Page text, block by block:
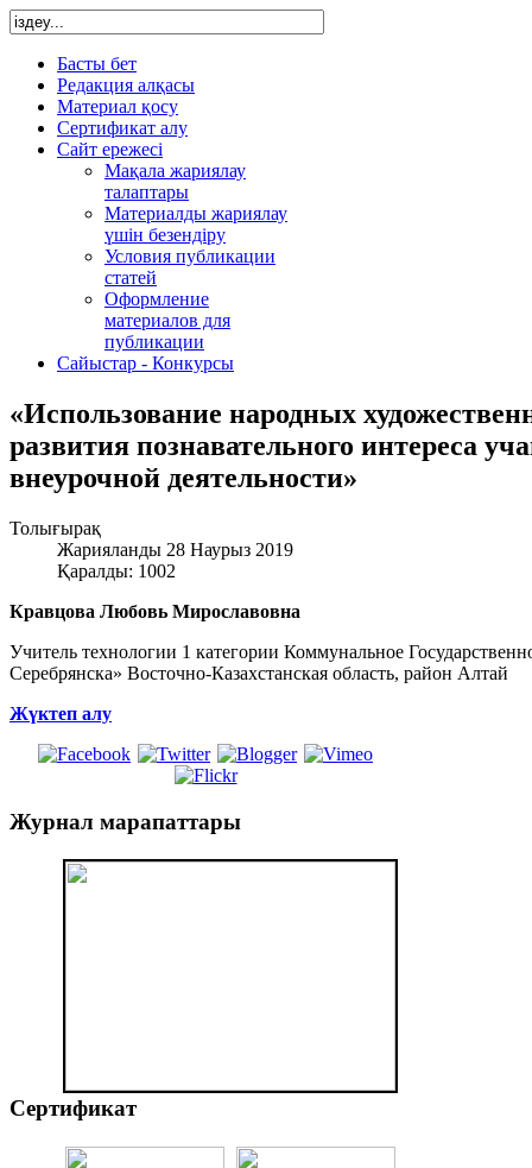
Басты бет
Редакция алқасы
Материал қосу
Сертификат алу
Сайт ережесі
Мақала жариялау
талаптары
Материалды жариялау
үшін безендіру
Условия публикации
статей
Оформление
материалов для
публикации
Сайыстар - Конкурсы
«Использование народных
развития познавательного интереса
внеурочной деятельности»
Толығырақ
Жарияланды 28 Наурыз 2019
Қаралды: 1002
Кравцова Любовь Мирославовна
Учитель технологии 1 категории Коммунальное
Серебрянска» Восточно-Казахстанская область, район Алтай
Жүктеп алу
Журнал марапаттары
Сертификат